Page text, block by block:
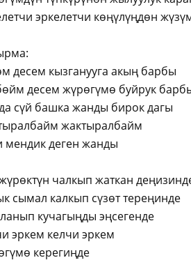
эркелетчи көңүлүңдөн
десем кызганууга акың барбы
десем жүрөгүмө буйрук
сүй башка жанды бирок дагы
жактыралбайм
мендик деген жанды
чалкып жаткан
сымал калкып сүзөт тереңинде
кучагыңды эңсегенде
эркем келчи эркем
керегиңде